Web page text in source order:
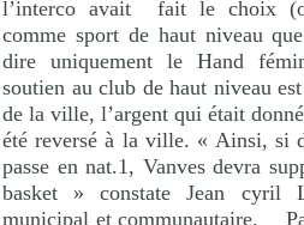
l’interco avait
fait le choix
comme sport de haut niveau
dire uniquement le Hand
soutien au club de haut niveau
de la ville, l’argent qui était
été reversé à la ville. « Ainsi, si
passe en nat.1, Vanves devra
basket » constate Jean cyril
municipal et communautaire.